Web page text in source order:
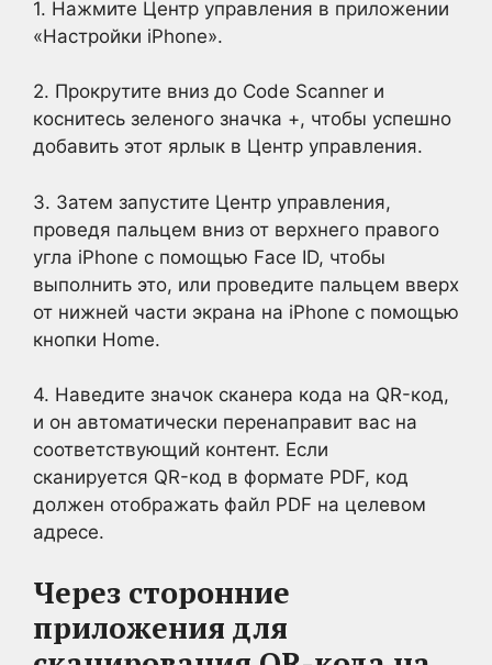
1. Нажмите Центр управления в приложении
«Настройки iPhone».
2. Прокрутите вниз до Code Scanner и
коснитесь зеленого значка +, чтобы успешно
добавить этот ярлык в Центр управления.
3. Затем запустите Центр управления,
проведя пальцем вниз от верхнего правого
угла iPhone с помощью Face ID, чтобы
выполнить это, или проведите пальцем вверх
от нижней части экрана на iPhone с помощью
кнопки Home.
4. Наведите значок сканера кода на QR-код,
и он автоматически перенаправит вас на
соответствующий контент. Если
сканируется QR-код в формате PDF, код
должен отображать файл PDF на целевом
адресе.
Через сторонние
приложения для